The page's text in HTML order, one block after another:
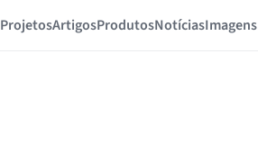
ProjetosArtigosProdutosNotíciasImagens